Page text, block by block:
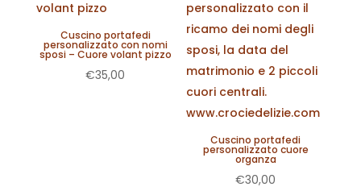
Cuscino portafedi
personalizzato con nomi
sposi – Cuore volant pizzo
€35,00
Cuscino portafedi
personalizzato cuore
organza
€30,00